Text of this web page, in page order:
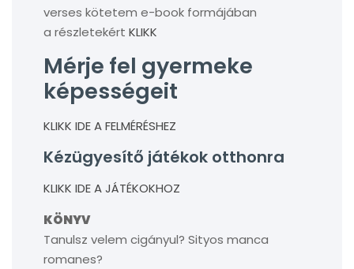
verses kötetem e-book formájában
a részletekért KLIKK
Mérje fel gyermeke
képességeit
KLIKK IDE A FELMÉRÉSHEZ
Kézügyesítő játékok otthonra
KLIKK IDE A JÁTÉKOKHOZ
KÖNYV
Tanulsz velem cigányul? Sityos manca
romanes?